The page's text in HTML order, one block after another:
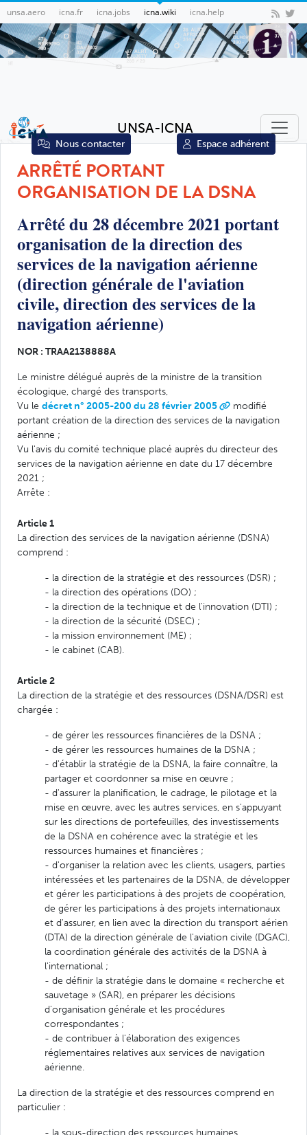
unsa.aero icna.fr icna.jobs icna.wiki icna.help
Nous contacter Espace adhérent
UNSA-ICNA
ARRÊTÉ PORTANT
ORGANISATION DE LA DSNA
Arrêté du 28 décembre 2021 portant
organisation de la direction des
services de la navigation aérienne
(direction générale de l'aviation
civile, direction des services de la
navigation aérienne)
NOR : TRAA2138888A
Le ministre délégué auprès de la ministre de la transition
écologique, chargé des transports,
Vu le décret n° 2005-200 du 28 février 2005
modifié
portant création de la direction des services de la navigation
aérienne ;
Vu l'avis du comité technique placé auprès du directeur des
services de la navigation aérienne en date du 17 décembre
2021 ;
Arrête :
Article 1
La direction des services de la navigation aérienne (DSNA)
comprend :
- la direction de la stratégie et des ressources (DSR) ;
- la direction des opérations (DO) ;
- la direction de la technique et de l'innovation (DTI) ;
- la direction de la sécurité (DSEC) ;
- la mission environnement (ME) ;
- le cabinet (CAB).
Article 2
La direction de la stratégie et des ressources (DSNA/DSR) est
chargée :
- de gérer les ressources financières de la DSNA ;
- de gérer les ressources humaines de la DSNA ;
- d'établir la stratégie de la DSNA, la faire connaître, la
partager et coordonner sa mise en œuvre ;
- d'assurer la planification, le cadrage, le pilotage et la
mise en œuvre, avec les autres services, en s'appuyant
sur les directions de portefeuilles, des investissements
de la DSNA en cohérence avec la stratégie et les
ressources humaines et financières ;
- d'organiser la relation avec les clients, usagers, parties
intéressées et les partenaires de la DSNA, de développer
et gérer les participations à des projets de coopération,
de gérer les participations à des projets internationaux
et d'assurer, en lien avec la direction du transport aérien
(DTA) de la direction générale de l'aviation civile (DGAC),
la coordination générale des activités de la DSNA à
l'international ;
- de définir la stratégie dans le domaine « recherche et
sauvetage » (SAR), en préparer les décisions
d'organisation générale et les procédures
correspondantes ;
- de contribuer à l'élaboration des exigences
réglementaires relatives aux services de navigation
aérienne.
La direction de la stratégie et des ressources comprend en
particulier :
- la sous-direction des ressources humaines